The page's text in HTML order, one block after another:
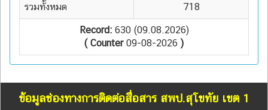
รวมทั้งหมด 718
Record:630 (09.08.2026)
( Counter09-08-2026 )
ข้อมูลช่องทางการติดต่อสื่อสาร สพป.สุโขทัย เขต 1